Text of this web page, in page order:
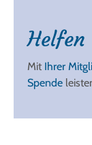
Helfen
Mit Ihrer
Spende